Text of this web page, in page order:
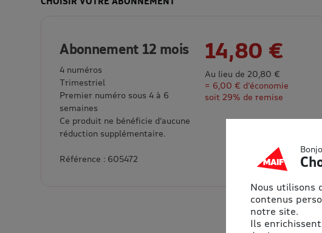
Abonnement 12 mois
4 numéros
Trimestriel
Premier numéro sous 4 à 6
semaines
Ce produit ne bénéficie d’aucune
réduction supplémentaire.
Référence : 605472
14,80 €
Au lieu de 20,80 €
= 6,00 € d’économie
soit 29% de remise
Nous utilisons
contenus
notre site.
Ils